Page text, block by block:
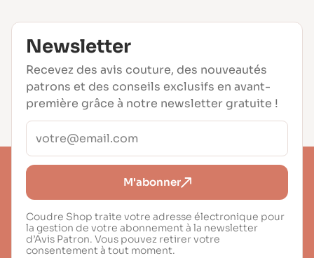
Newsletter
Recevez des avis couture, des nouveautés
patrons et des conseils exclusifs en avant-
première grâce à notre newsletter gratuite !
M'abonner
Coudre Shop traite votre adresse électronique pour
la gestion de votre abonnement à la newsletter
d’Avis Patron. Vous pouvez retirer votre
consentement à tout moment.